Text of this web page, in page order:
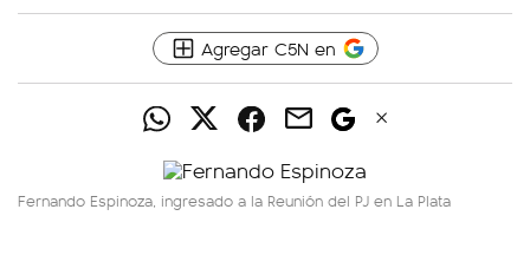
Agregar C5N en
Fernando Espinoza, ingresado a la Reunión del PJ en La Plata